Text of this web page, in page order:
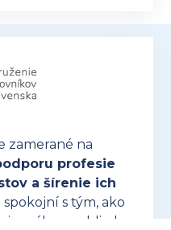
zamerané na
profesie
a šírenie ich
spokojní s tým, ako
narába, prehliada